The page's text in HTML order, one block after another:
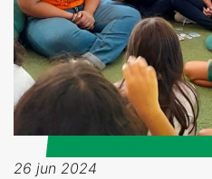
26 jun 2024